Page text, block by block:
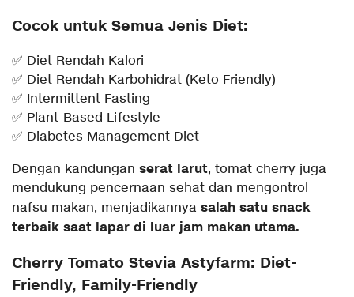
Cocok untuk Semua Jenis Diet:
✅ Diet Rendah Kalori
✅ Diet Rendah Karbohidrat (Keto Friendly)
✅ Intermittent Fasting
✅ Plant-Based Lifestyle
✅ Diabetes Management Diet
Dengan kandungan serat larut, tomat cherry juga
mendukung pencernaan sehat dan mengontrol
nafsu makan, menjadikannya salah satu snack
terbaik saat lapar di luar jam makan utama.
Cherry Tomato Stevia Astyfarm: Diet-
Friendly, Family-Friendly